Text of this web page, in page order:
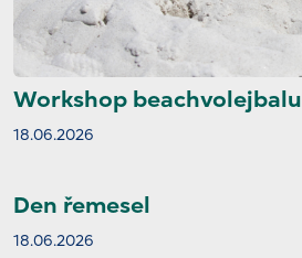
Workshop beachvolejbalu
18.06.2026
Den řemesel
18.06.2026